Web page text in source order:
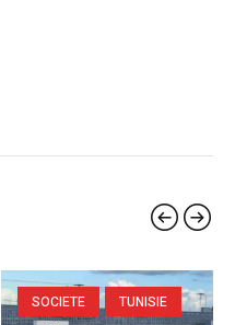
SOCIETE TUNISIE